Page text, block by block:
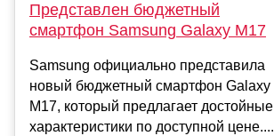
Представлен бюджетный
смартфон Samsung Galaxy M17
Samsung официально представила
новый бюджетный смартфон Galaxy
M17, который предлагает достойные
характеристики по доступной цене....